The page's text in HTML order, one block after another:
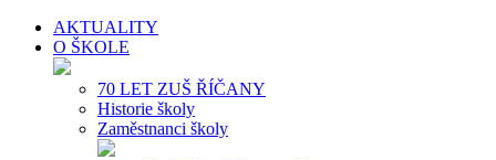
AKTUALITY
O ŠKOLE
70 LET ZUŠ ŘÍČANY
Historie školy
Zaměstnanci školy